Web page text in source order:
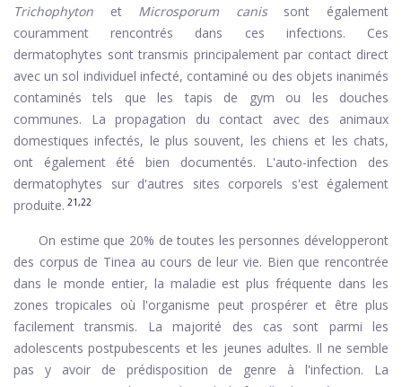
Trichophyton et Microsporum canissont également
couramment rencontrés dans ces infections. Ces
dermatophytes sont transmis principalement par contact direct
avec un sol individuel infecté, contaminé ou des objets inanimés
contaminés tels que les tapis de gym ou les douches
communes. La propagation du contact avec des animaux
domestiques infectés, le plus souvent, les chiens et les chats,
ont également été bien documentés. L'auto-infection des
dermatophytes sur d'autres sites corporels s'est également
produite. 21,22
On estime que 20% de toutes les personnes développeront
des corpus de Tinea au cours de leur vie. Bien que rencontrée
dans le monde entier, la maladie est plus fréquente dans les
zones tropicales où l'organisme peut prospérer et être plus
facilement transmis. La majorité des cas sont parmi les
adolescents postpubescents et les jeunes adultes. Il ne semble
pas y avoir de prédisposition de genre à l'infection. La